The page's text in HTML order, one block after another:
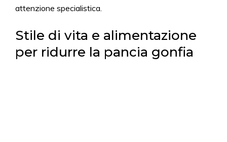
attenzione specialistica.
Stile di vita e alimentazione
per ridurre la pancia gonfia